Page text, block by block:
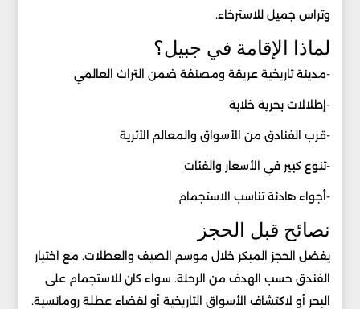
وتراس جميل للاسترخاء.
لماذا الإقامة في جبيل؟
-مدينة تاريخية عريقة ومصنفة ضمن التراث العالمي
-إطلالات بحرية خلابة
-قرب الفنادق من الأسواق والمعالم الأثرية
-تنوع كبير في الأسعار والفئات
-أجواء هادئة تناسب الاستجمام
نصائح قبل الحجز
يفضل الحجز المبكر خلال موسم الصيف والعطلات. مع اختيار
الفندق حسب الهدف من الرحلة. سواء كان للاستجمام على
البحر أو لاكتشاف الأسواق التاريخية أو لقضاء عطلة رومانسية.